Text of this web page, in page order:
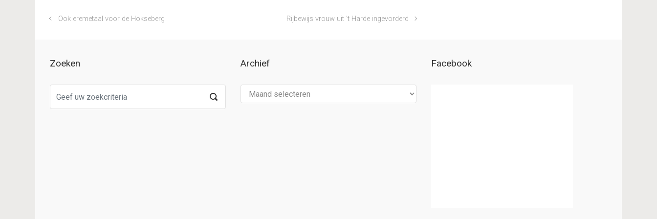
Ook eremetaal voor de Hokseberg Rijbewijs vrouw uit ’t Harde ingevorderd
Zoeken Archief Facebook